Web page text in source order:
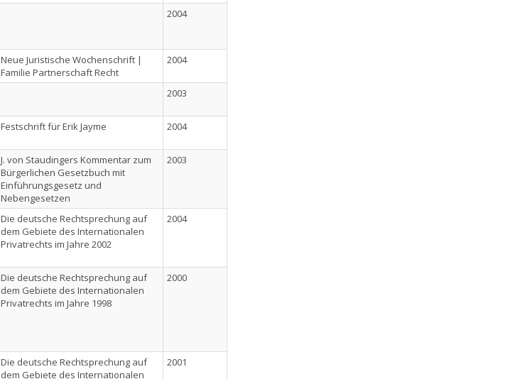
2004
Neue Juristische Wochenschrift |
Familie Partnerschaft Recht
2004
2003
Festschrift für Erik Jayme 2004
J. von Staudingers Kommentar zum
Bürgerlichen Gesetzbuch mit
Einführungsgesetz und
Nebengesetzen
2003
Die deutsche Rechtsprechung auf
dem Gebiete des Internationalen
Privatrechts im Jahre 2002
2004
Die deutsche Rechtsprechung auf
dem Gebiete des Internationalen
Privatrechts im Jahre 1998
2000
Die deutsche Rechtsprechung auf
dem Gebiete des Internationalen
2001